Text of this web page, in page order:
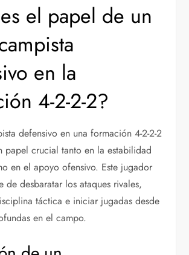
el papel de un
en la
4-2-2-2?
defensivo en una formación 4-2-2-2
papel crucial tanto en la estabilidad
en el apoyo ofensivo. Este jugador
de desbaratar los ataques rivales,
táctica e iniciar jugadas desde
en el campo.